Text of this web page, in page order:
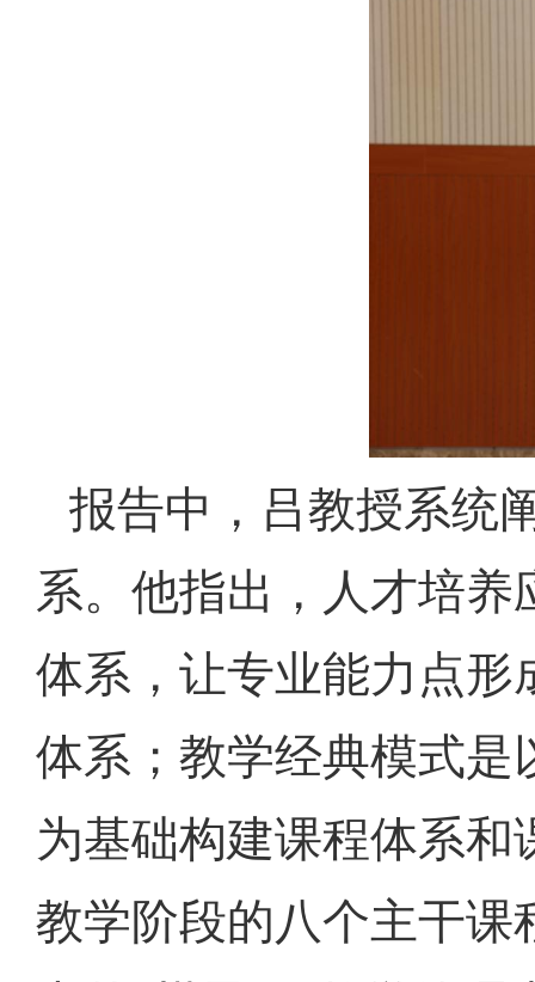
报告中，吕教授系统
系。他指出，人才培
体系，让专业能力点形
体系；教学经典模式是
为基础构建课程体系
教学阶段的八个主干课